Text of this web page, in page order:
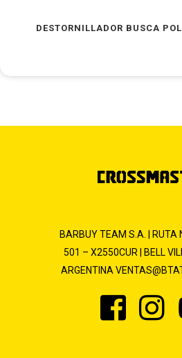
DESTORNILLADOR BUSCA
BARBUY TEAM S.A. | RUTA
501 – X2550CUR | BELL
ARGENTINA